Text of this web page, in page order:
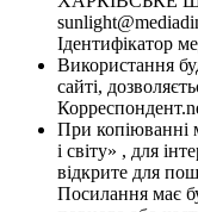
Ідентифікатор
Використання
сайті,
При копіюванні
і світу» , для
відкрите для
Посилання має